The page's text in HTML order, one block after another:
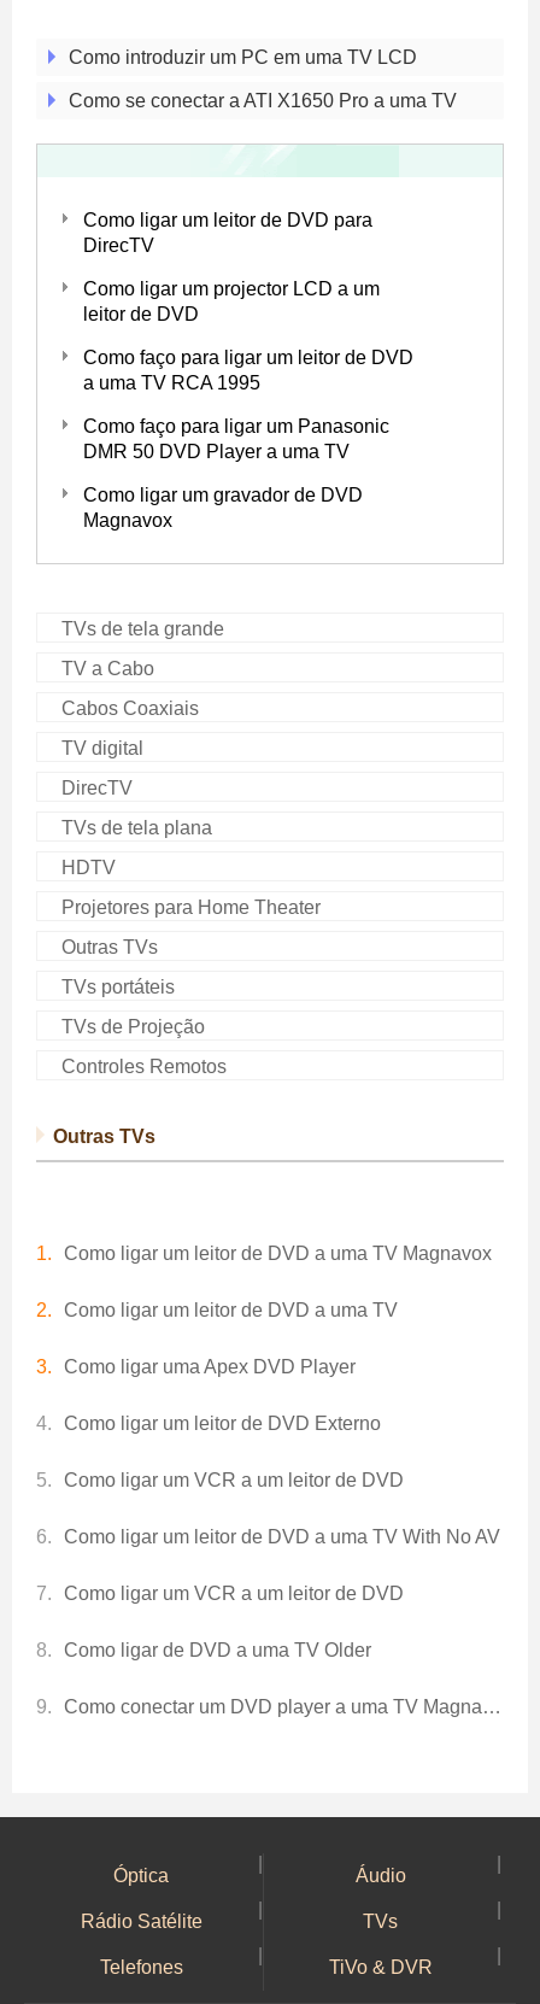
Como introduzir um PC em uma TV LCD
Como se conectar a ATI X1650 Pro a uma TV
Como ligar um leitor de DVD para
DirecTV
Como ligar um projector LCD a um
leitor de DVD
Como faço para ligar um leitor de DVD
a uma TV RCA 1995
Como faço para ligar um Panasonic
DMR 50 DVD Player a uma TV
Como ligar um gravador de DVD
Magnavox
TVs de tela grande
TV a Cabo
Cabos Coaxiais
TV digital
DirecTV
TVs de tela plana
HDTV
Projetores para Home Theater
Outras TVs
TVs portáteis
TVs de Projeção
Controles Remotos
Outras TVs
Como ligar um leitor de DVD a uma TV Magnavox
Como ligar um leitor de DVD a uma TV
Como ligar uma Apex DVD Player
Como ligar um leitor de DVD Externo
Como ligar um VCR a um leitor de DVD
Como ligar um leitor de DVD a uma TV With No AV
Como ligar um VCR a um leitor de DVD
Como ligar de DVD a uma TV Older
Como conectar um DVD player a uma TV Magnavox
Óptica Áudio
Rádio Satélite TVs
Telefones TiVo & DVR